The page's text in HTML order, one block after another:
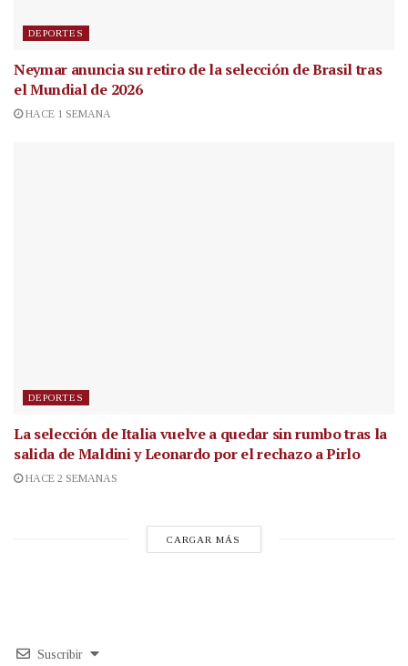
DEPORTES
Neymar anuncia su retiro de la selección de Brasil tras
el Mundial de 2026
HACE 1 SEMANA
DEPORTES
La selección de Italia vuelve a quedar sin rumbo tras la
salida de Maldini y Leonardo por el rechazo a Pirlo
HACE 2 SEMANAS
CARGAR MÁS
Suscribir